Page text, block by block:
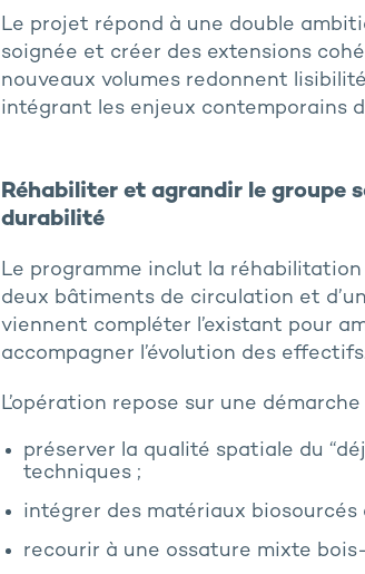
Le projet répond à une double
soignée et créer des extensions
nouveaux volumes redonnent
intégrant les enjeux contemporains
Réhabiliter et agrandir le groupe
durabilité
Le programme inclut la
deux bâtiments de circulation et
viennent compléter l’existant pour
accompagner l’évolution des
L’opération repose sur une
préserver la qualité spatiale du
techniques ;
intégrer des matériaux
recourir à une ossature mixte